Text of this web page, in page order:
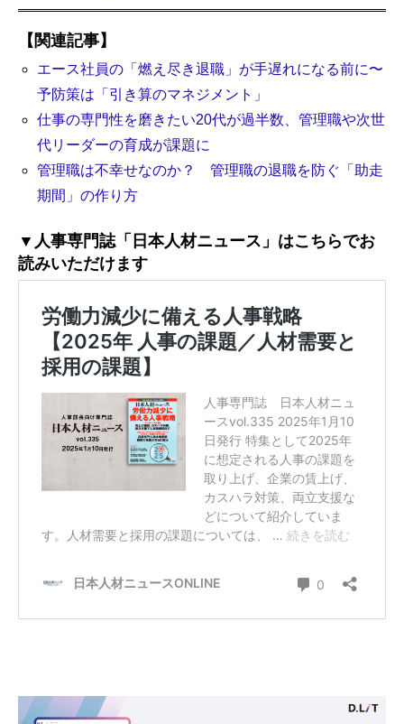
【関連記事】
エース社員の「燃え尽き退職」が手遅れになる前に〜
予防策は「引き算のマネジメント」
仕事の専門性を磨きたい20代が過半数、管理職や次世
代リーダーの育成が課題に
管理職は不幸せなのか？ 管理職の退職を防ぐ「助走
期間」の作り方
▼人事専門誌「日本人材ニュース」はこちらでお
読みいただけます